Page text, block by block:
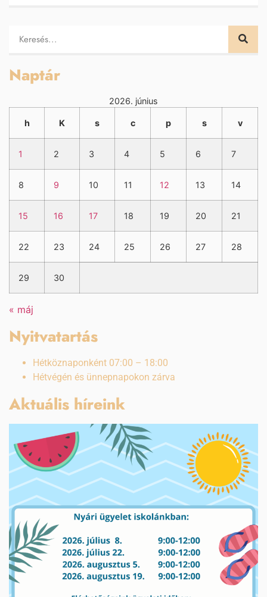
Naptár
2026. június
h K s c p s v
1 2 3 4 5 6 7
8 9 10 11 12 13 14
15 16 17 18 19 20 21
22 23 24 25 26 27 28
29 30
« máj
Nyitvatartás
Hétköznaponként 07:00 – 18:00
Hétvégén és ünnepnapokon zárva
Aktuális híreink